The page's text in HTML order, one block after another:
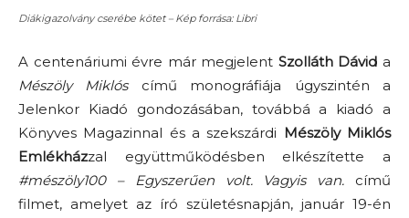
Diákigazolvány cserébe kötet – Kép forrása: Libri
A centenáriumi évre már megjelent Szolláth Dávid a
Mészöly Miklóscímű monográfiája úgyszintén a
Jelenkor Kiadó gondozásában, továbbá a kiadó a
Könyves Magazinnal és a szekszárdi Mészöly Miklós
Emlékházzal együttműködésben elkészítette a
#mészöly100 – Egyszerűen volt. Vagyis van. című
filmet, amelyet az író születésnapján, január 19-én